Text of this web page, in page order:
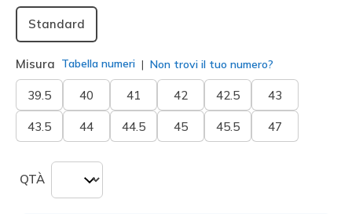
Standard
Misura Tabella numeri Non trovi il tuo numero?
39.5 40 41 42 42.5 43
43.5 44 44.5 45 45.5 47
QTÀ